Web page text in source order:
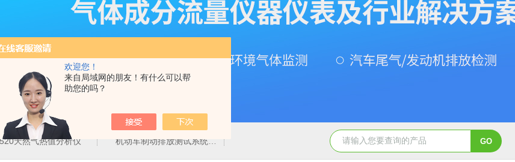
欢迎您！
来自局域网的朋友！有什么可以帮
助您的吗？
天然气热值分析仪 机动车制动排放测试系统 Gasboard-9300氧气检测仪 Gasboard-9300氧含量检测仪